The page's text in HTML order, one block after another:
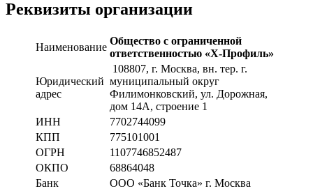
Реквизиты организации
Наименование
Общество с ограниченной
ответственностью «Х-Профиль»
Юридический
адрес
108807, г. Москва, вн. тер. г.
муниципальный округ
Филимонковский, ул. Дорожная,
дом 14А, строение 1
ИНН
7702744099
КПП
775101001
ОГРН
1107746852487
ОКПО
68864048
Банк
ООО «Банк Точка» г. Москва